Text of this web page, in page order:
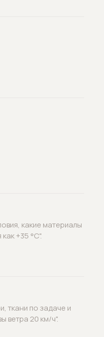
какие материалы
+35 °C".
ткани по задаче и
ветра 20 км/ч".